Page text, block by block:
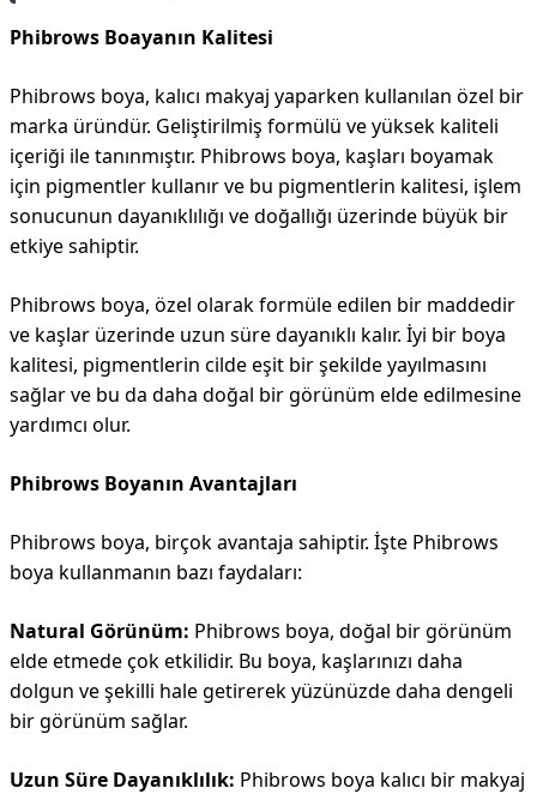
Phibrows Boayanın Kalitesi
Phibrows boya, kalıcı makyaj yaparken kullanılan özel bir
marka üründür. Geliştirilmiş formülü ve yüksek kaliteli
içeriği ile tanınmıştır. Phibrows boya, kaşları boyamak
için pigmentler kullanır ve bu pigmentlerin kalitesi, işlem
sonucunun dayanıklılığı ve doğallığı üzerinde büyük bir
etkiye sahiptir.
Phibrows boya, özel olarak formüle edilen bir maddedir
ve kaşlar üzerinde uzun süre dayanıklı kalır. İyi bir boya
kalitesi, pigmentlerin cilde eşit bir şekilde yayılmasını
sağlar ve bu da daha doğal bir görünüm elde edilmesine
yardımcı olur.
Phibrows Boyanın Avantajları
Phibrows boya, birçok avantaja sahiptir. İşte Phibrows
boya kullanmanın bazı faydaları:
Natural Görünüm: Phibrows boya, doğal bir görünüm
elde etmede çok etkilidir. Bu boya, kaşlarınızı daha
dolgun ve şekilli hale getirerek yüzünüzde daha dengeli
bir görünüm sağlar.
Uzun Süre Dayanıklılık: Phibrows boya kalıcı bir makyaj